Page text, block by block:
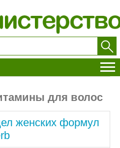
для волос
женских формул